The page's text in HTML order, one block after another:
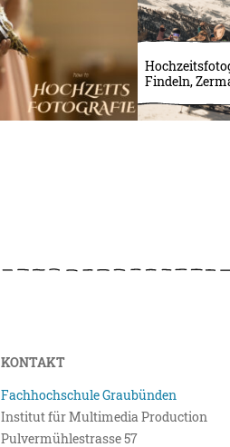
Findeln,
KONTAKT
Fachhochschule Graubünden
Institut für Multimedia Production
Pulvermühlestrasse 57